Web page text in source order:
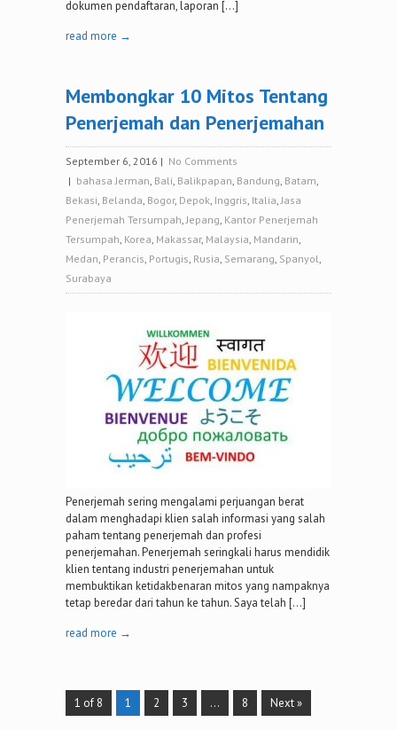
dokumen pendaftaran, laporan […]
read more →
Membongkar 10 Mitos Tentang
Penerjemah dan Penerjemahan
September 6, 2016 | No Comments
| bahasa Jerman, Bali, Balikpapan, Bandung, Batam,
Bekasi, Belanda, Bogor, Depok, Inggris, Italia,Jasa
Penerjemah Tersumpah,Jepang, Kantor Penerjemah
Tersumpah, Korea, Makassar, Malaysia, Mandarin,
Medan, Perancis, Portugis, Rusia, Semarang, Spanyol,
Surabaya
Penerjemah sering mengalami perjuangan berat
dalam menghadapi klien salah informasi yang salah
paham tentang penerjemah dan profesi
penerjemahan. Penerjemah seringkali harus mendidik
klien tentang industri penerjemahan untuk
membuktikan ketidakbenaran mitos yang nampaknya
tetap beredar dari tahun ke tahun. Saya telah […]
read more →
1 of 8 1 2 3 … 8 Next »